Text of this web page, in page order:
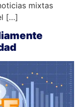
mixtas
[…]